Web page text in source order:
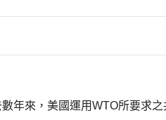
年來，美國運用WTO所要求